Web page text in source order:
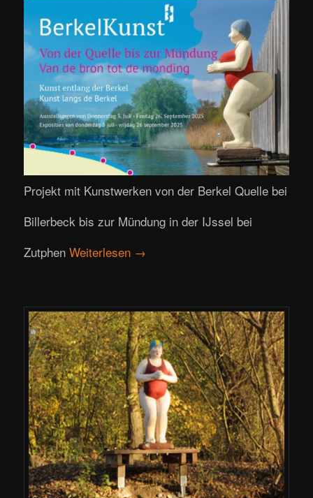
Projekt mit Kunstwerken von der Berkel Quelle bei
Billerbeck bis zur Mündung in der IJssel bei
ZutphenWeiterlesen →